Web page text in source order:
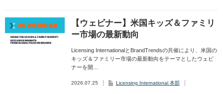
【ウェビナー】米国キッズ＆ファミリ
ー市場の最新動向
Licensing InternationalとBrandTrendsの共催により、米国の
キッズ＆ファミリー市場の最新動向をテーマとしたウェビ
ナーを開…
2026.07.25 Licensing International 本部